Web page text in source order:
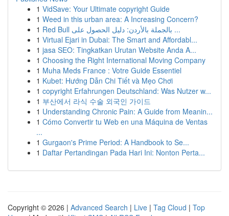
1 VidSave: Your Ultimate copyright Guide
1 Weed in this urban area: A Increasing Concern?
1
Red Bull بالجملة بالأردن: دليل الحصول على ...
1 Virtual Ejari in Dubai: The Smart and Affordabl...
1 jasa SEO: Tingkatkan Urutan Website Anda A...
1 Choosing the Right International Moving Company
1 Muha Meds France : Votre Guide Essentiel
1 Kubet: Hướng Dẫn Chi Tiết và Mẹo Chơi
1 copyright Erfahrungen Deutschland: Was Nutzer w...
1 부산에서 라식 수술 외국인 가이드
1 Understanding Chronic Pain: A Guide from Meanin...
1 Cómo Convertir tu Web en una Máquina de Ventas
...
1 Gurgaon's Prime Period: A Handbook to Se...
1 Daftar Pertandingan Pada Hari Ini: Nonton Perta...
Copyright © 2026 | Advanced Search | Live | Tag Cloud | Top